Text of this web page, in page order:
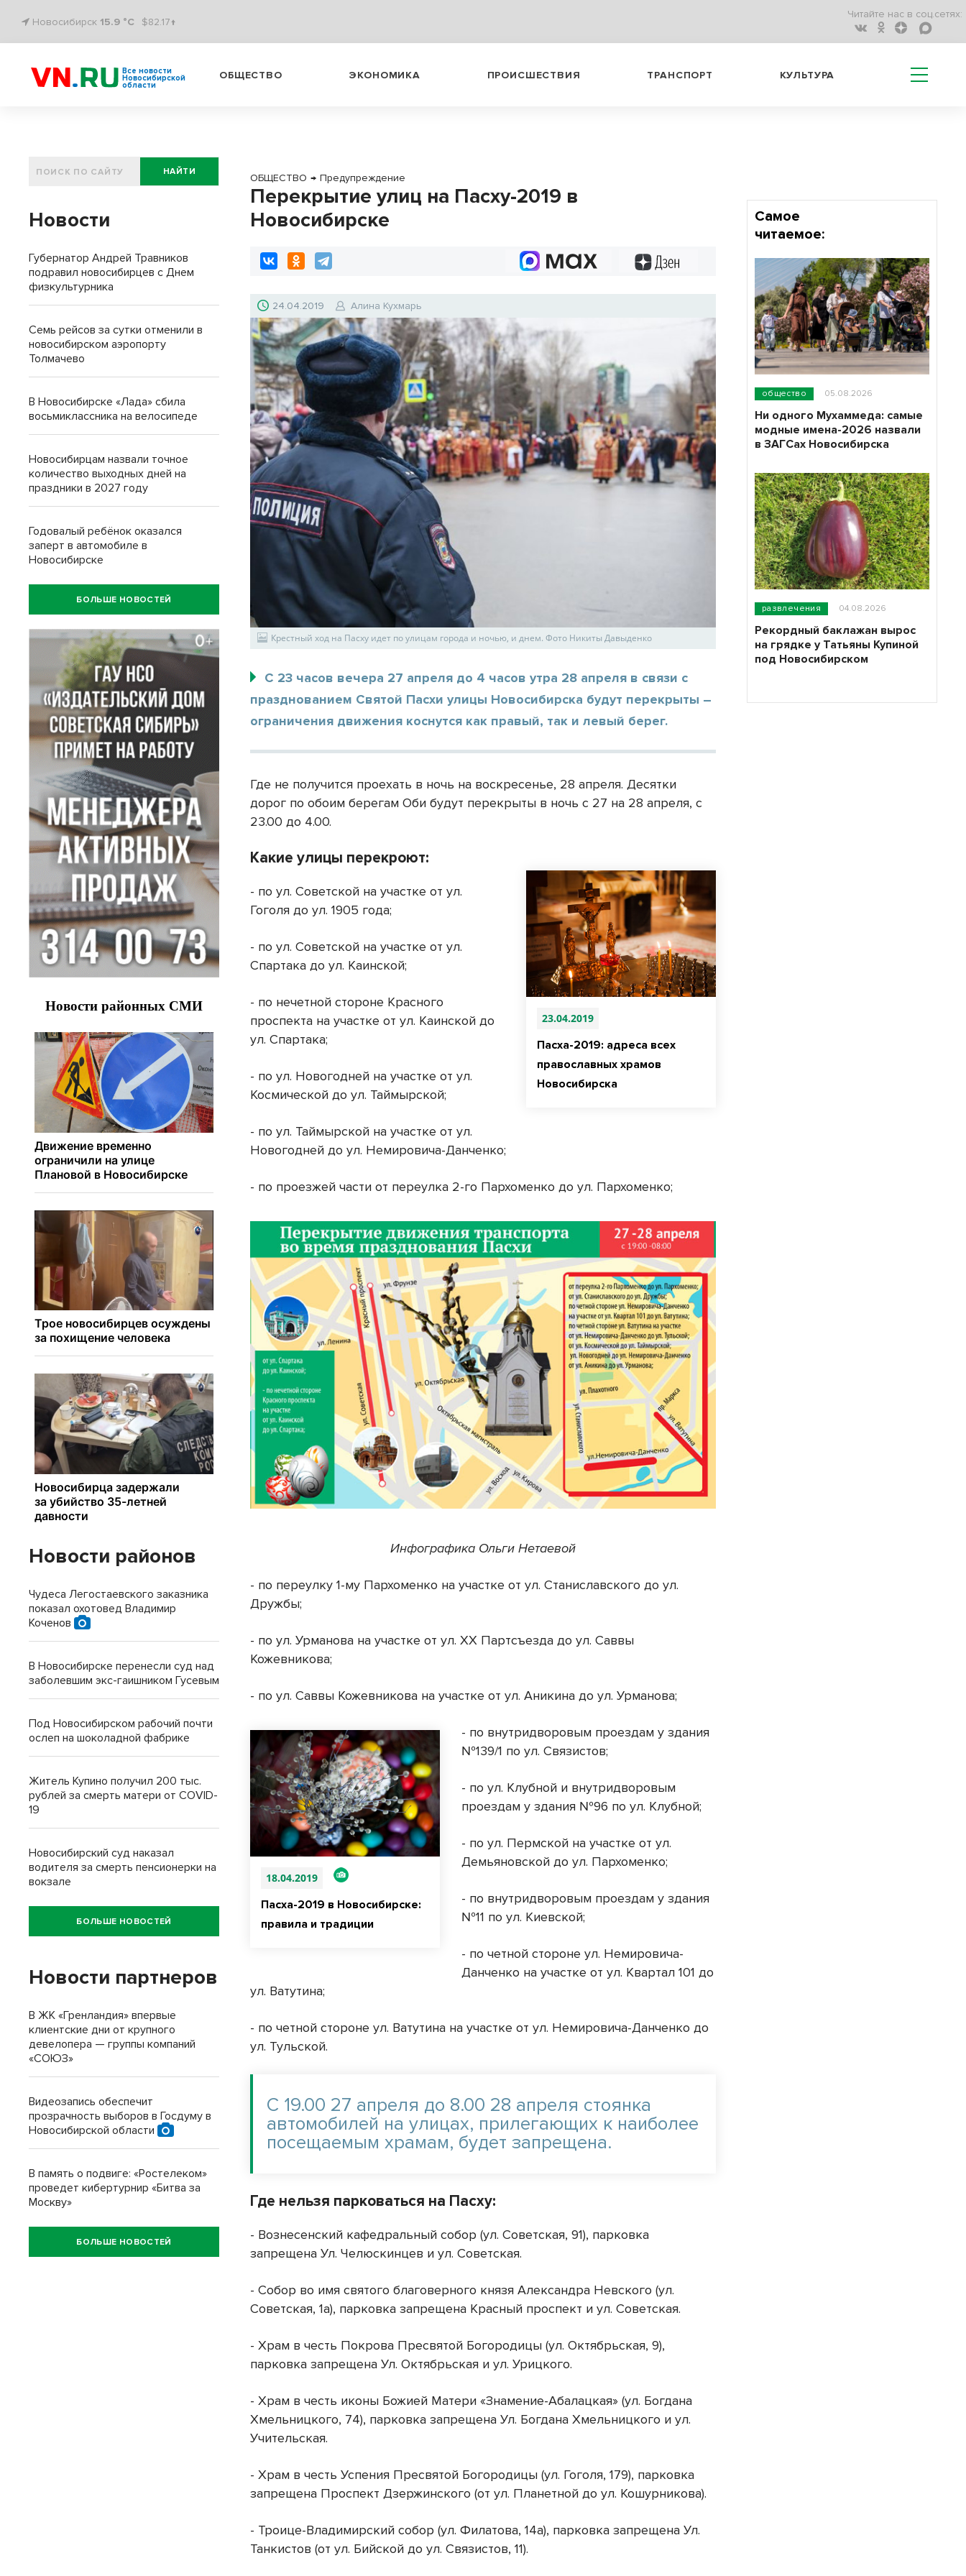
Новосибирск 15.9 °C $82.17↑
Читайте нас в соц.сетях:
Все новости
Новосибирской
области
ОБЩЕСТВО ЭКОНОМИКА ПРОИСШЕСТВИЯ ТРАНСПОРТ КУЛЬТУРА
ОБЩЕСТВО → Предупреждение
Перекрытие улиц на Пасху-2019 в
Новосибирске
24.04.2019 Алина Кухмарь
Крестный ход на Пасху идет по улицам города и ночью, и днем. Фото Никиты Давыденко
С 23 часов вечера 27 апреля до 4 часов утра 28 апреля в связи с
празднованием Святой Пасхи улицы Новосибирска будут перекрыты –
ограничения движения коснутся как правый, так и левый берег.
Где не получится проехать в ночь на воскресенье, 28 апреля. Десятки
дорог по обоим берегам Оби будут перекрыты в ночь с 27 на 28 апреля, с
23.00 до 4.00.
23.04.2019
Пасха-2019: адреса всех
православных храмов
Новосибирска
Какие улицы перекроют:
- по ул. Советской на участке от ул.
Гоголя до ул. 1905 года;
- по ул. Советской на участке от ул.
Спартака до ул. Каинской;
- по нечетной стороне Красного
проспекта на участке от ул. Каинской до
ул. Спартака;
- по ул. Новогодней на участке от ул.
Космической до ул. Таймырской;
- по ул. Таймырской на участке от ул.
Новогодней до ул. Немировича-Данченко;
- по проезжей части от переулка 2-го Пархоменко до ул. Пархоменко;
Инфографика Ольги Нетаевой
- по переулку 1-му Пархоменко на участке от ул. Станиславского до ул.
Дружбы;
- по ул. Урманова на участке от ул. ХХ Партсъезда до ул. Саввы
Кожевникова;
- по ул. Саввы Кожевникова на участке от ул. Аникина до ул. Урманова;
18.04.2019
Пасха-2019 в Новосибирске:
правила и традиции
- по внутридворовым проездам у здания
№139/1 по ул. Связистов;
- по ул. Клубной и внутридворовым
проездам у здания №96 по ул. Клубной;
- по ул. Пермской на участке от ул.
Демьяновской до ул. Пархоменко;
- по внутридворовым проездам у здания
№11 по ул. Киевской;
- по четной стороне ул. Немировича-
Данченко на участке от ул. Квартал 101 до
ул. Ватутина;
- по четной стороне ул. Ватутина на участке от ул. Немировича-Данченко до
ул. Тульской.
С 19.00 27 апреля до 8.00 28 апреля стоянка
автомобилей на улицах, прилегающих к наиболее
посещаемым храмам, будет запрещена.
Где нельзя парковаться на Пасху:
- Вознесенский кафедральный собор (ул. Советская, 91), парковка
запрещена Ул. Челюскинцев и ул. Советская.
- Собор во имя святого благоверного князя Александра Невского (ул.
Советская, 1а), парковка запрещена Красный проспект и ул. Советская.
- Храм в честь Покрова Пресвятой Богородицы (ул. Октябрьская, 9),
парковка запрещена Ул. Октябрьская и ул. Урицкого.
- Храм в честь иконы Божией Матери «Знамение-Абалацкая» (ул. Богдана
Хмельницкого, 74), парковка запрещена Ул. Богдана Хмельницкого и ул.
Учительская.
- Храм в честь Успения Пресвятой Богородицы (ул. Гоголя, 179), парковка
запрещена Проспект Дзержинского (от ул. Планетной до ул. Кошурникова).
- Троице-Владимирский собор (ул. Филатова, 14а), парковка запрещена Ул.
Танкистов (от ул. Бийской до ул. Связистов, 11).
НАЙТИ
Новости
Губернатор Андрей Травников
подравил новосибирцев с Днем
физкультурника
Семь рейсов за сутки отменили в
новосибирском аэропорту
Толмачево
В Новосибирске «Лада» сбила
восьмиклассника на велосипеде
Новосибирцам назвали точное
количество выходных дней на
праздники в 2027 году
Годовалый ребёнок оказался
заперт в автомобиле в
Новосибирске
БОЛЬШЕ НОВОСТЕЙ
Новости районов
Чудеса Легостаевского заказника
показал охотовед Владимир
Коченов
В Новосибирске перенесли суд над
заболевшим экс-гаишником Гусевым
Под Новосибирском рабочий почти
ослеп на шоколадной фабрике
Житель Купино получил 200 тыс.
рублей за смерть матери от COVID-
19
Новосибирский суд наказал
водителя за смерть пенсионерки на
вокзале
БОЛЬШЕ НОВОСТЕЙ
Новости партнеров
В ЖК «Гренландия» впервые
клиентские дни от крупного
девелопера — группы компаний
«СОЮЗ»
Видеозапись обеспечит
прозрачность выборов в Госдуму в
Новосибирской области
В память о подвиге: «Ростелеком»
проведет кибертурнир «Битва за
Москву»
БОЛЬШЕ НОВОСТЕЙ
Самое
читаемое:
общество 05.08.2026
Ни одного Мухаммеда: самые
модные имена-2026 назвали
в ЗАГСах Новосибирска
развлечения 04.08.2026
Рекордный баклажан вырос
на грядке у Татьяны Купиной
под Новосибирском